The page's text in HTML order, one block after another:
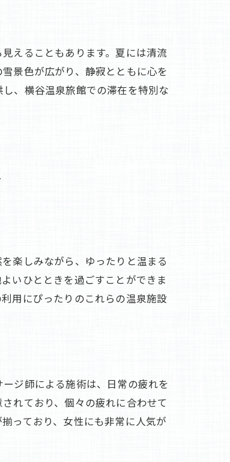
えることもあります。夏には清流
景色が広がり、静寂とともに心を
、横谷温泉旅館での滞在を特別な
楽しみながら、ゆったりと温まる
いひとときを過ごすことができま
用にぴったりのこれらの温泉施設
ジ師による施術は、日常の疲れを
れており、個々の疲れに合わせて
っており、女性にも非常に人気が